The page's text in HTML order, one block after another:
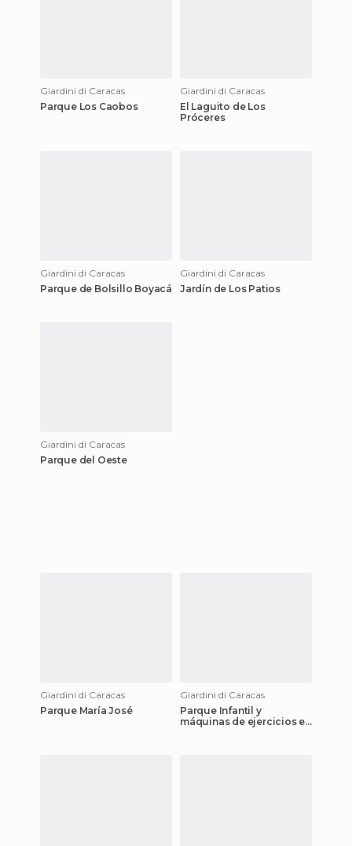
Giardini di Caracas
Parque Los Caobos
Giardini di Caracas
El Laguito de Los
Próceres
Giardini di Caracas
Parque de Bolsillo Boyacá
Giardini di Caracas
Jardín de Los Patios
Giardini di Caracas
Parque del Oeste
Giardini di Caracas
Parque María José
Giardini di Caracas
Parque Infantil y
máquinas de ejercicios en